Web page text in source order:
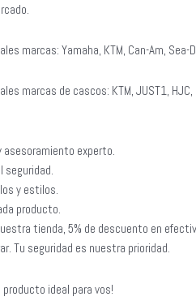
marcas: Yamaha, KTM, Can-Am, Sea-
marcas de cascos: KTM, JUST1, HJC,
asesoramiento experto.
seguridad.
y estilos.
producto.
tienda, 5% de descuento en
Tu seguridad es nuestra prioridad.
ideal para vos!